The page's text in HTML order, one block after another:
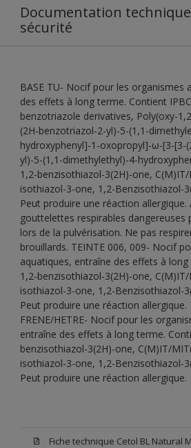
Documentation
sécurité
BASE TU- Nocif pour les organismes
des effets à long terme. Contient
benzotriazole derivatives, Poly(oxy-
(2H-benzotriazol-2-yl)-5-(1,1-
hydroxyphenyl]-1-oxopropyl]-ω-[3-[3-
yl)-5-(1,1-dimethylethyl)-4-
1,2-benzisothiazol-3(2H)-one,
isothiazol-3-one, 1,2-Benzisothiazol-
Peut produire une réaction
gouttelettes respirables dangereuses
lors de la pulvérisation. Ne pas
brouillards. TEINTE 006, 009- Nocif
aquatiques, entraîne des effets à
1,2-benzisothiazol-3(2H)-one,
isothiazol-3-one, 1,2-Benzisothiazol-
Peut produire une réaction allergique.
FRENE/HETRE- Nocif pour les
entraîne des effets à long terme.
benzisothiazol-3(2H)-one, C(M)IT/
isothiazol-3-one, 1,2-Benzisothiazol-
Peut produire une réaction allergique.
Fiche technique Cetol BL Natural